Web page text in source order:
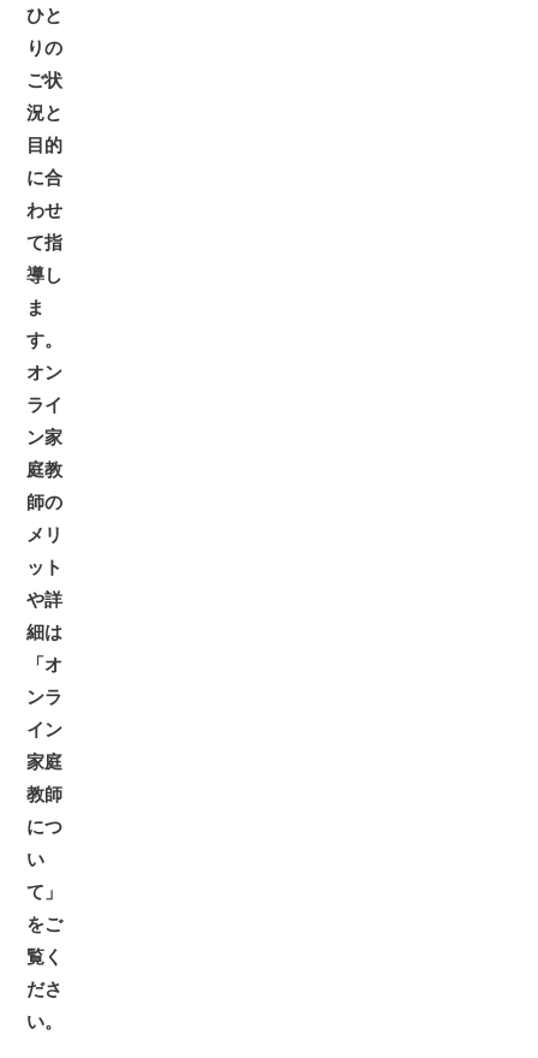
ひと
りの
ご状
況と
目的
に合
わせ
て指
導し
ま
す。
オン
ライ
ン家
庭教
師の
メリ
ット
や詳
細は
「オ
ンラ
イン
家庭
教師
につ
い
て」
をご
覧く
ださ
い。